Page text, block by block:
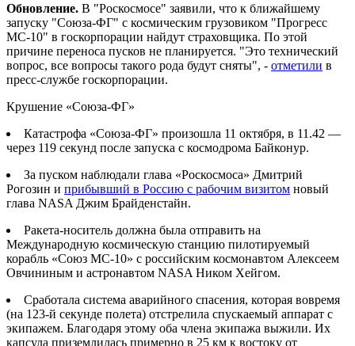
Обновление. В "Роскосмосе" заявили, что к ближайшему
запуску "Союза-ФГ" с космическим грузовиком "Прогресс
МС-10" в госкорпорации найдут страховщика. По этой
причине переноса пусков не планируется. "Это технический
вопрос, все вопросы такого рода будут сняты", - отметили в
пресс-службе госкорпорации.
Крушение «Союза-ФГ»
Катастрофа «Союза-ФГ» произошла 11 октября, в 11.42 —
через 119 секунд после запуска с космодрома Байконур.
За пуском наблюдали глава «Роскосмоса» Дмитрий
Рогозин и прибывший в Россию с рабочим визитом новый
глава NASA Джим Брайденстайн.
Ракета-носитель должна была отправить на
Международную космическую станцию пилотируемый
корабль «Союз МС-10» с российским космонавтом Алексеем
Овчининым и астронавтом NASA Ником Хейгом.
Сработала система аварийного спасения, которая вовремя
(на 123-й секунде полета) отстрелила спускаемый аппарат с
экипажем. Благодаря этому оба члена экипажа выжили. Их
капсула приземлилась примерно в 25 км к востоку от